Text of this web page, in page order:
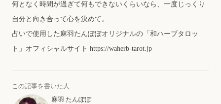
何となく時間が過ぎて何もできないくらいなら、一度じっくり
自分と向き合って心を決めて。
占いで使⽤した⿇⽻たんぽぽオリジナルの「和ハーブタロッ
ト」オフィシャルサイト https://waherb-tarot.jp
この記事を書いた人
麻羽 たんぽぽ